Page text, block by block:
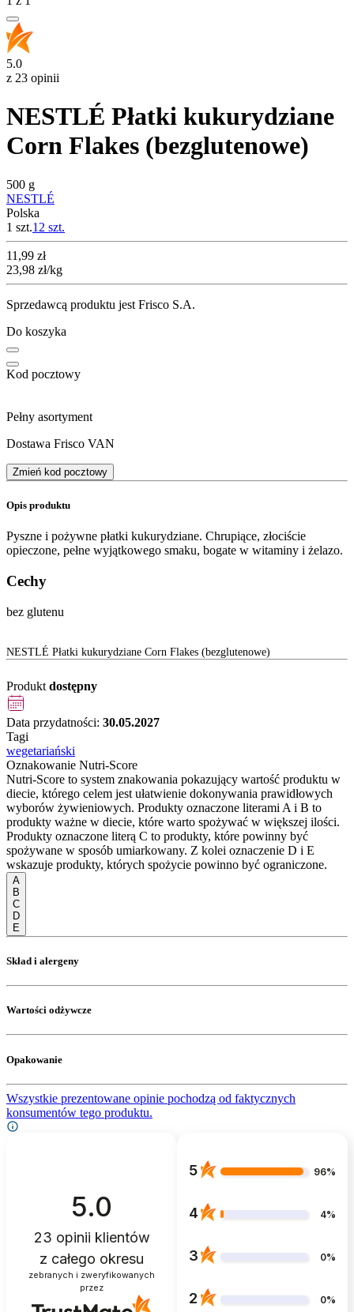
5.0
z 23 opinii
NESTLÉ Płatki kukurydziane
Corn Flakes (bezglutenowe)
500 g
NESTLÉ
Polska
1 szt.12 szt.
Cena
11,99 zł
23,98 zł/kg
Sprzedawcą produktu jest Frisco S.A.
Do koszyka
Kod pocztowy
Pełny asortyment
Dostawa Frisco VAN
Zmień kod pocztowy
Opis produktu
Pyszne i pożywne płatki kukurydziane. Chrupiące, złociście
opieczone, pełne wyjątkowego smaku, bogate w witaminy i żelazo.
Cechy
bez glutenu
NESTLÉ Płatki kukurydziane Corn Flakes (bezglutenowe)
Produkt dostępny
Data przydatności: 30.05.2027
Tagi
wegetariański
Oznakowanie Nutri-Score
Nutri-Score to system znakowania pokazujący wartość produktu w
diecie, którego celem jest ułatwienie dokonywania prawidłowych
wyborów żywieniowych. Produkty oznaczone literami A i B to
produkty ważne w diecie, które warto spożywać w większej ilości.
Produkty oznaczone literą C to produkty, które powinny być
spożywane w sposób umiarkowany. Z kolei oznaczenie D i E
wskazuje produkty, których spożycie powinno być ograniczone.
A
B
C
D
E
Skład i alergeny
Wartości odżywcze
Opakowanie
Wszystkie prezentowane opinie pochodzą od faktycznych
konsumentów tego produktu.
5.0
23 opinii klientów
z całego okresu
zebranych i zweryfikowanych
przez
5 96%
4 4%
3 0%
2 0%